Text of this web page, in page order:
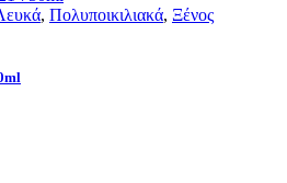
, Πολυποικιλιακά, Ξένος